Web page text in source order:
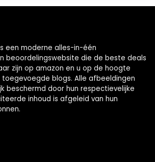
een moderne alles-in-één
beoordelingswebsite die de beste deals
zijn op amazon en u op de hoogte
blogs. Alle afbeeldingen
beschermd door hun respectievelijke
inhoud is afgeleid van hun